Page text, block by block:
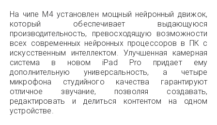
На чипе M4 установлен мощный нейронный движок,
который обеспечивает выдающуюся
производительность, превосходящую возможности
всех современных нейронных процессоров в ПК с
искусственным интеллектом. Улучшенная камерная
система в новом iPad Pro придает ему
дополнительную универсальность, а четыре
микрофона студийного качества гарантируют
отличное звучание, позволяя создавать,
редактировать и делиться контентом на одном
устройстве.